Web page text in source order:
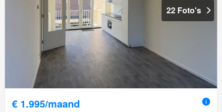
22 Foto's
€ 1.995/maand